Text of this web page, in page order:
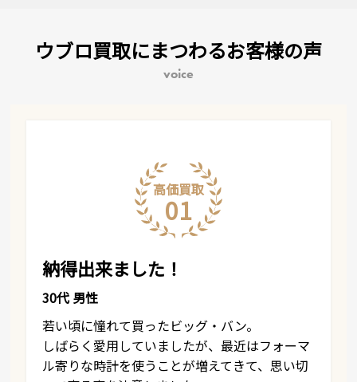
ウブロ買取にまつわるお客様の声
voice
高価買取
01
納得出来ました！
30代 男性
若い頃に憧れて買ったビッグ・バン。
しばらく愛用していましたが、最近はフォーマ
ル寄りな時計を使うことが増えてきて、思い切